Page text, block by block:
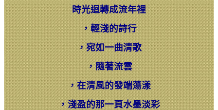
時光迴轉成流年裡
，輕淺的詩行
，宛如一曲清歌
，隨著流雲
，在清風的發端蕩漾
，淺盈的那一頁水墨淡彩